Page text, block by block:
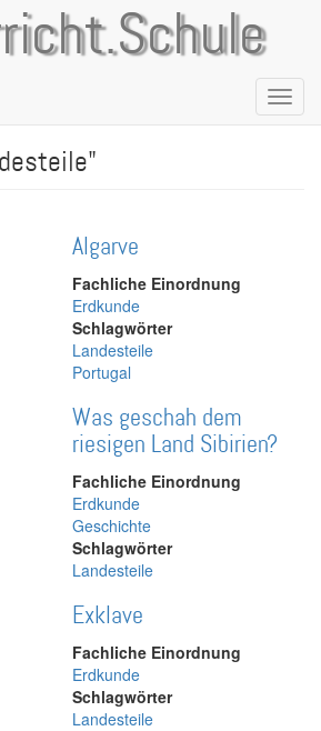
Algarve
Fachliche Einordnung
Erdkunde
Schlagwörter
Landesteile
Portugal
Was geschah dem
riesigen Land Sibirien?
Fachliche Einordnung
Erdkunde
Geschichte
Schlagwörter
Landesteile
Exklave
Fachliche Einordnung
Erdkunde
Schlagwörter
Landesteile